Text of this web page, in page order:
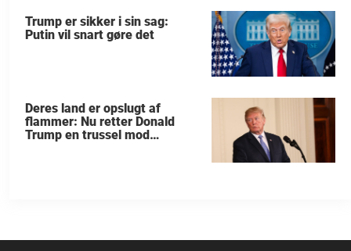
Trump er sikker i sin sag:
Putin vil snart gøre det
Deres land er opslugt af
flammer: Nu retter Donald
Trump en trussel mod